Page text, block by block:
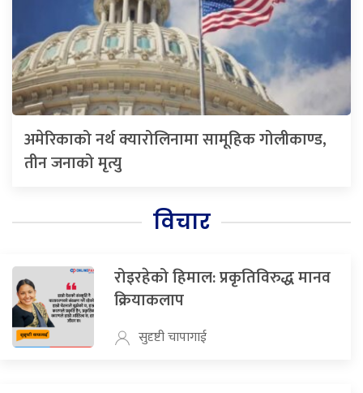
अमेरिकाको नर्थ क्यारोलिनामा सामूहिक गोलीकाण्ड,
तीन जनाको मृत्यु
विचार
रोइरहेको हिमाल: प्रकृतिविरुद्ध मानव
क्रियाकलाप
सुदृष्टी चापागाई